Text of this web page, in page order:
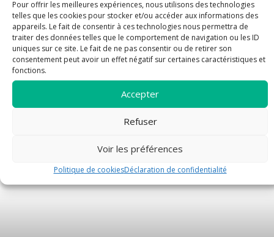
Pour offrir les meilleures expériences, nous utilisons des technologies
telles que les cookies pour stocker et/ou accéder aux informations des
appareils. Le fait de consentir à ces technologies nous permettra de
traiter des données telles que le comportement de navigation ou les ID
uniques sur ce site. Le fait de ne pas consentir ou de retirer son
consentement peut avoir un effet négatif sur certaines caractéristiques et
fonctions.
Accepter
Refuser
Voir les préférences
Politique de cookiesDéclaration de confidentialité
Excommunication des membres de la FSSPX
article